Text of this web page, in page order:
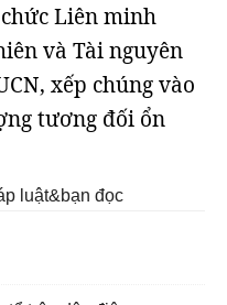
Liên minh
và Tài nguyên
xếp chúng vào
tương đối ổn
luật&bạn đọc